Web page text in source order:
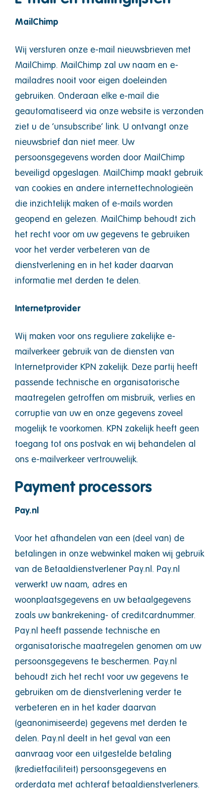
MailChimp
Wij versturen onze e-mail nieuwsbrieven met
MailChimp. MailChimp zal uw naam en e-
mailadres nooit voor eigen doeleinden
gebruiken. Onderaan elke e-mail die
geautomatiseerd via onze website is verzonden
ziet u de ‘unsubscribe’ link. U ontvangt onze
nieuwsbrief dan niet meer. Uw
persoonsgegevens worden door MailChimp
beveiligd opgeslagen. MailChimp maakt gebruik
van cookies en andere internettechnologieën
die inzichtelijk maken of e-mails worden
geopend en gelezen. MailChimp behoudt zich
het recht voor om uw gegevens te gebruiken
voor het verder verbeteren van de
dienstverlening en in het kader daarvan
informatie met derden te delen.
Internetprovider
Wij maken voor ons reguliere zakelijke e-
mailverkeer gebruik van de diensten van
Internetprovider KPN zakelijk. Deze partij heeft
passende technische en organisatorische
maatregelen getroffen om misbruik, verlies en
corruptie van uw en onze gegevens zoveel
mogelijk te voorkomen. KPN zakelijk heeft geen
toegang tot ons postvak en wij behandelen al
ons e-mailverkeer vertrouwelijk.
Payment processors
Pay.nl
Voor het afhandelen van een (deel van) de
betalingen in onze webwinkel maken wij gebruik
van de Betaaldienstverlener Pay.nl. Pay.nl
verwerkt uw naam, adres en
woonplaatsgegevens en uw betaalgegevens
zoals uw bankrekening- of creditcardnummer.
Pay.nl heeft passende technische en
organisatorische maatregelen genomen om uw
persoonsgegevens te beschermen. Pay.nl
behoudt zich het recht voor uw gegevens te
gebruiken om de dienstverlening verder te
verbeteren en in het kader daarvan
(geanonimiseerde) gegevens met derden te
delen. Pay.nl deelt in het geval van een
aanvraag voor een uitgestelde betaling
(kredietfaciliteit) persoonsgegevens en
orderdata met achteraf betaaldienstverleners.